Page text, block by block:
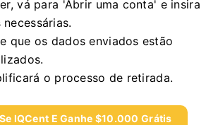
vá para 'Abrir uma conta' e insira
que os dados enviados estão
o processo de retirada.
IQCent E Ganhe $10.000 Grátis